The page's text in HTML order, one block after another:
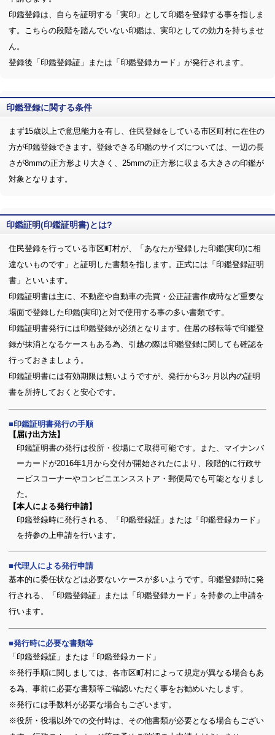
印鑑登録は、自らを証明する「実印」として印鑑を登録する事を指しま
す。こちらの段階を踏んでいない印鑑は、実印としての効力を持ちませ
ん。
登録後「印鑑登録証」または「印鑑登録カード」が発行されます。
印鑑登録に関する条件
まず15歳以上で意思能力を有し、住民登録をしている市区町村に在住の
方が印鑑登録できます。登録できる印鑑のサイズについては、一辺の長
さが8mmの正方形より大きく、25mmの正方形に収まる大きさの印鑑が
対象となります。
印鑑証明(印鑑証明書)とは?
住民登録を行っている市区町村が、「あなたが登録した印鑑(実印)に相
違ないものです」と証明した書類を指します。正式には「印鑑登録証明
書」といいます。
印鑑証明書は主に、不動産や自動車の売買・公正証書作成時など重要な
場面で登録した印鑑(実印)と対で使用する事の多い書類です。
印鑑証明書発行には印鑑登録が必須となります。住居の移転等で印鑑登
録が抹消となるケースもある為、引越の際は印鑑登録に関しても確認を
行っておきましょう。
印鑑証明書には有効期限は無いようですが、発行から3ヶ月以内の証明
書を所持しておくと安心です。
印鑑証明書発行の手順
【届け出方法】
印鑑証明書の発行は役所・役場にて取得可能です。また、マイナンバ
ーカードが2016年1月から交付が開始されたにより、段階的に行政サ
ービスコーナーやコンビニエンスストア・郵便局でも可能となりまし
た。
【本人による発行申請】
印鑑登録時に発行される、「印鑑登録証」または「印鑑登録カード」
を持参の上申請を行います。
代理人による発行申請
基本的に委任状などは必要ないケースが多いようです。印鑑登録時に発
行される、「印鑑登録証」または「印鑑登録カード」を持参の上申請を
行います。
発行時に必要な書類等
「印鑑登録証」または「印鑑登録カード」
※発行手順に関しましては、各市区町村によって規定が異なる場合もあ
る為、事前に必要な書類等ご確認いただく事をお勧めいたします。
※発行には手数料が必要な場合もございます。
※役所・役場以外での交付時は、その他書類が必要となる場合もござい